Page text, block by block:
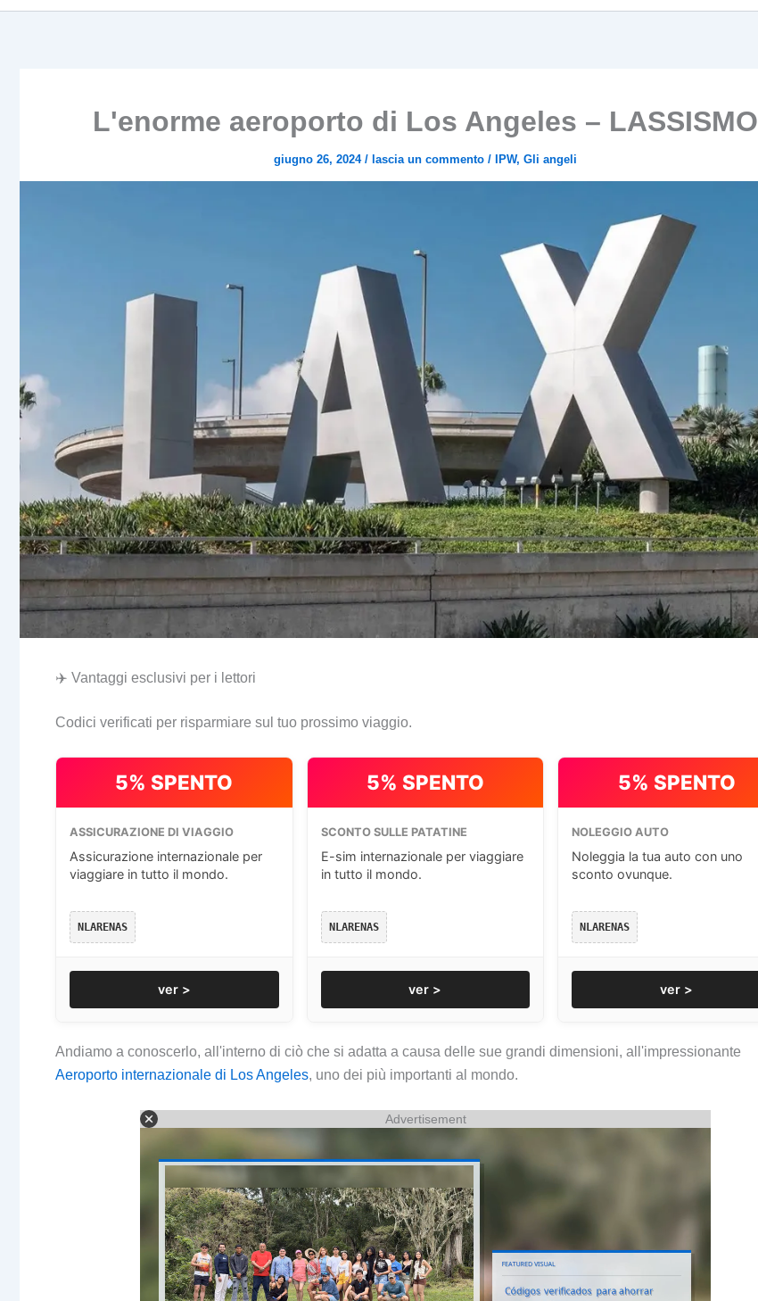
L'enorme aeroporto di Los Angeles – LASSISMO
giugno 26, 2024 / lascia un commento / IPW, Gli angeli
✈️ Vantaggi esclusivi per i lettori
Codici verificati per risparmiare sul tuo prossimo viaggio.
5% SPENTO
ASSICURAZIONE DI VIAGGIO
Assicurazione internazionale per
viaggiare in tutto il mondo.
NLARENAS
ver >
5% SPENTO
SCONTO SULLE PATATINE
E-sim internazionale per viaggiare
in tutto il mondo.
NLARENAS
ver >
5% SPENTO
NOLEGGIO AUTO
Noleggia la tua auto con uno
sconto ovunque.
NLARENAS
ver >
Andiamo a conoscerlo, all'interno di ciò che si adatta a causa delle sue grandi dimensioni, all'impressionante
Aeroporto internazionale di Los Angeles, uno dei più importanti al mondo.
Advertisement